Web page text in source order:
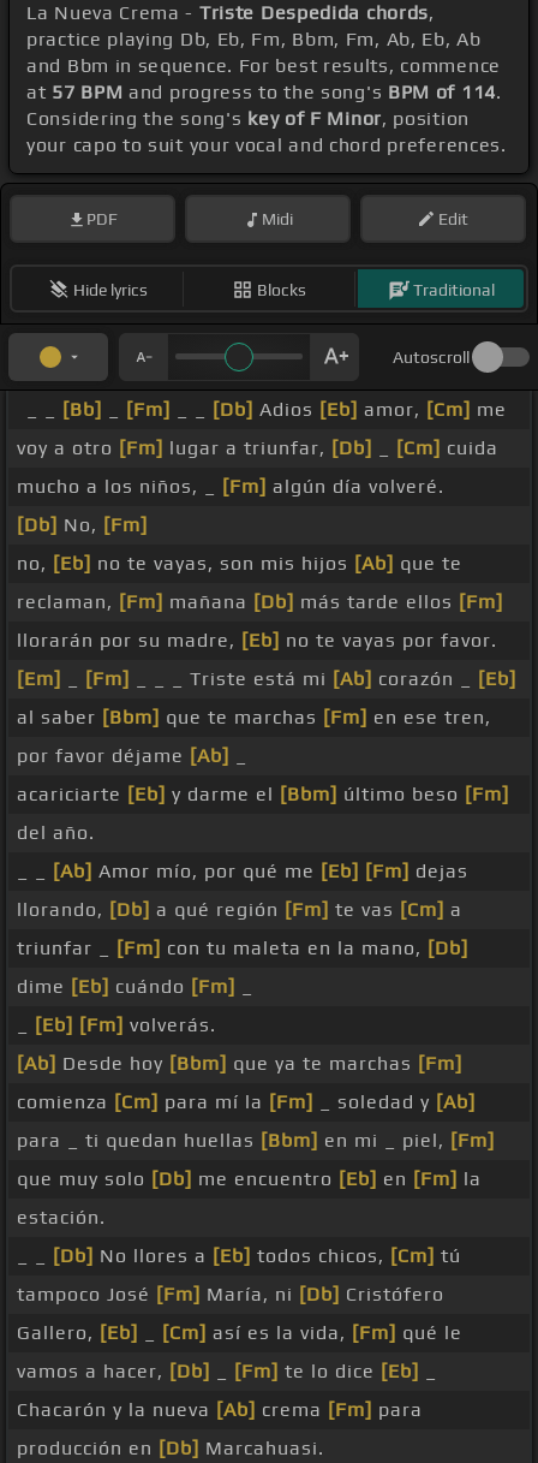
La Nueva Crema - Triste Despedida chords,
practice playing Db, Eb, Fm, Bbm, Fm, Ab, Eb, Ab
and Bbm in sequence. For best results, commence
at 57 BPM and progress to the song's BPM of 114.
Considering the song's key of F Minor, position
your capo to suit your vocal and chord preferences.
PDF Midi Edit
Hide lyrics Blocks Traditional
Autoscroll
[Bb] [Fm] [Db] Adios [Eb] amor, [Cm] me
voy a otro [Fm] lugar a triunfar, [Db] [Cm] cuida
mucho a los niños, _
[Fm] algún día volveré.
[Db] No, [Fm]
no, [Eb] no te vayas, son mis hijos [Ab] que te
reclaman, [Fm] mañana [Db] más tarde ellos [Fm]
llorarán por su madre, [Eb] no te vayas por favor.
[Em]
[Fm] _ _ _ Triste está mi [Ab] corazón _
[Eb]
al saber [Bbm] que te marchas [Fm] en ese tren,
por favor déjame [Ab]
acariciarte [Eb] y darme el [Bbm] último beso [Fm]
del año.
[Ab] Amor mío, por qué me [Eb] [Fm] dejas
llorando, [Db] a qué región [Fm] te vas [Cm] a
triunfar _
[Fm] con tu maleta en la mano, [Db]
dime [Eb] cuándo [Fm]
[Eb] [Fm] volverás.
[Ab] Desde hoy [Bbm] que ya te marchas [Fm]
comienza [Cm] para mí la [Fm] _ soledad y [Ab]
para _ ti quedan huellas [Bbm] en mi _ piel, [Fm]
que muy solo [Db] me encuentro [Eb] en [Fm] la
estación.
[Db] No llores a [Eb] todos chicos, [Cm] tú
tampoco José [Fm] María, ni [Db] Cristófero
Gallero, [Eb] [Cm] así es la vida, [Fm] qué le
vamos a hacer, [Db] [Fm] te lo dice [Eb]
Chacarón y la nueva [Ab] crema [Fm] para
producción en [Db] Marcahuasi.